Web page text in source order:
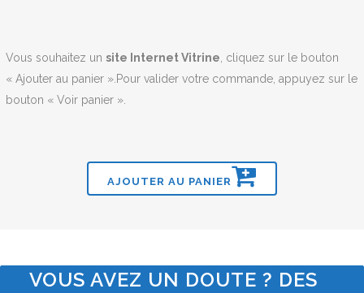
Vous souhaitez un site Internet Vitrine, cliquez sur le bouton
« Ajouter au panier ».Pour valider votre commande, appuyez sur le
bouton « Voir panier ».
AJOUTER AU PANIER
VOUS AVEZ UN DOUTE ? DES